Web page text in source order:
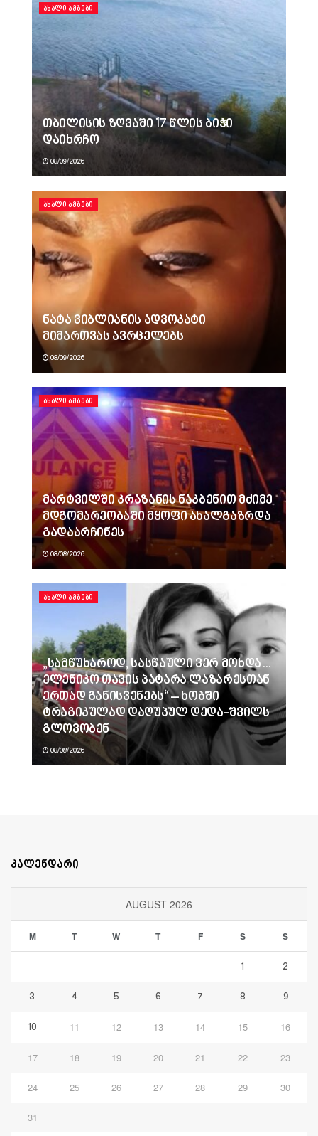
ᲐᲮᲐᲚᲘ ᲐᲛᲑᲔᲑᲘ
თბილისის ზღვაში 17 წლის ბიჭი
დაიხრჩო
08/09/2026
ᲐᲮᲐᲚᲘ ᲐᲛᲑᲔᲑᲘ
ნატა ვიბლიანის ადვოკატი
მიმართვას ავრცელებს
08/09/2026
ᲐᲮᲐᲚᲘ ᲐᲛᲑᲔᲑᲘ
მარტვილში კრაზანის ნაკბენით მძიმე
მდგომარეობაში მყოფი ახალგაზრდა
გადაარჩინეს
08/08/2026
ᲐᲮᲐᲚᲘ ᲐᲛᲑᲔᲑᲘ
„სამწუხაროდ, სასწაული ვერ მოხდა…
ელენიკო თავის პატარა ლაზარესთან
ერთად განისვენებს“ – ხობში
ტრაგიკულად დაღუპულ დედა-შვილს
გლოვობენ
08/08/2026
კალენდარი
AUGUST 2026
M T W T F S S
1 2
3 4 5 6 7 8 9
10 11 12 13 14 15 16
17 18 19 20 21 22 23
24 25 26 27 28 29 30
31